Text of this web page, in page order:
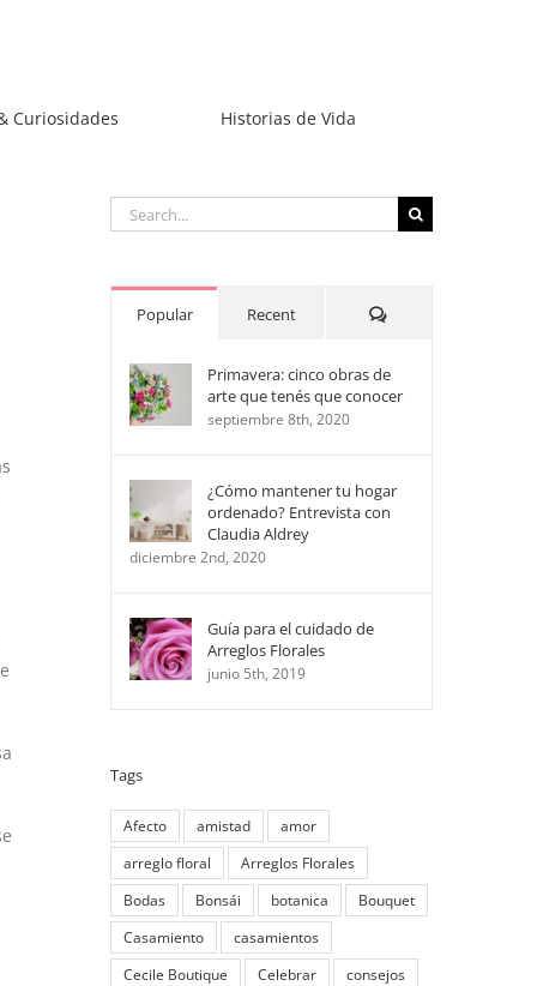
Curiosidades Historias de Vida
Search
for:
Popular Recent Comments
Primavera: cinco obras de
arte que tenés que conocer
septiembre 8th, 2020
¿Cómo mantener tu hogar
ordenado? Entrevista con
Claudia Aldrey
diciembre 2nd, 2020
Guía para el cuidado de
Arreglos Florales
junio 5th, 2019
Tags
Afecto amistad
amor
arreglo floral
Arreglos Florales
Bodas
Bonsái botanica
Bouquet
Casamiento
casamientos
Cecile Boutique
Celebrar
consejos